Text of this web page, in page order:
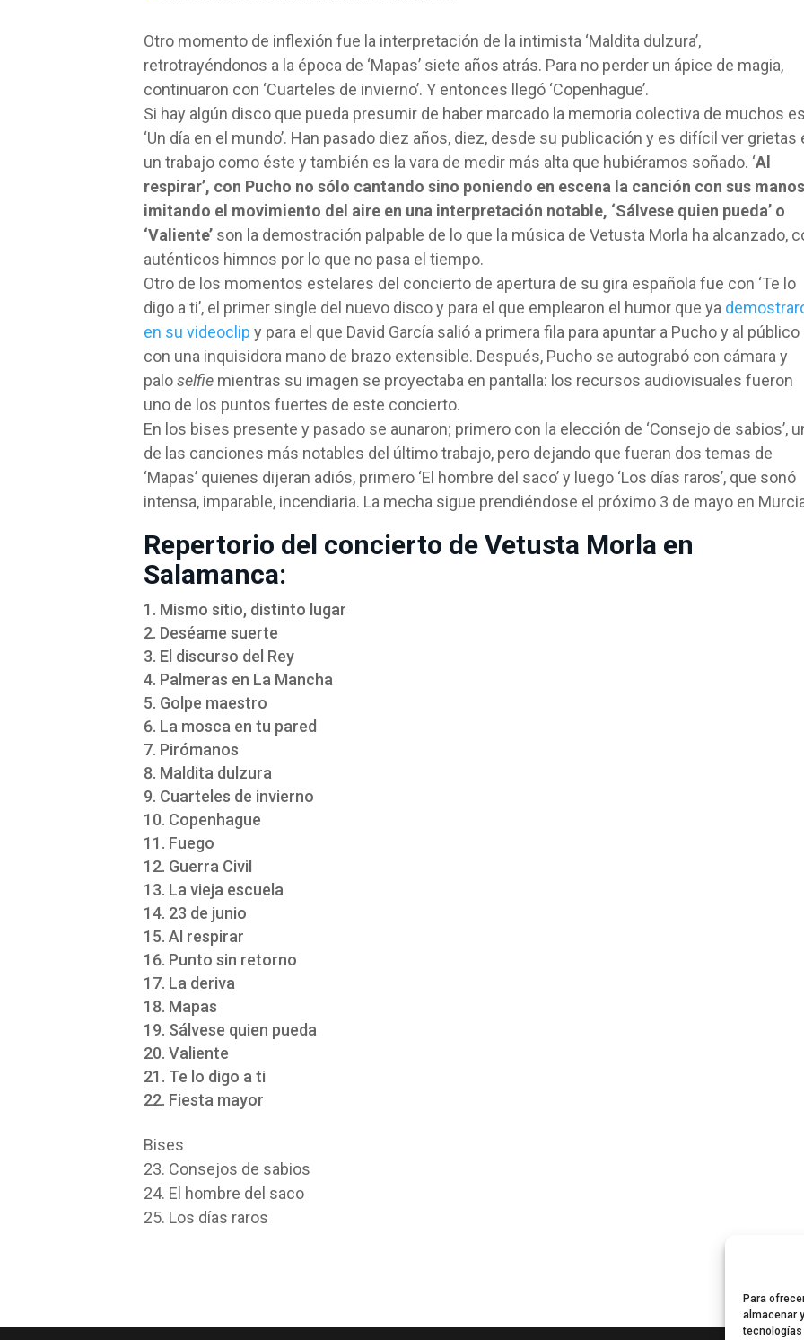
Para
almacenar
tecnologías
Otro momento de inflexión fue la interpretación de la intimista ‘Maldita dulzura’,
retrotrayéndonos a la época de ‘Mapas’ siete años atrás. Para no perder un ápice de magia,
continuaron con ‘Cuarteles de invierno’. Y entonces llegó ‘Copenhague’.
Si hay algún disco que pueda presumir de haber marcado la memoria colectiva de muchos es
‘Un día en el mundo’. Han pasado diez años, diez, desde su publicación y es difícil ver grietas
un trabajo como éste y también es la vara de medir más alta que hubiéramos soñado. ‘Al
respirar’, con Pucho no sólo cantando sino poniendo en escena la canción con sus manos
imitando el movimiento del aire en una interpretación notable, ‘Sálvese quien pueda’ o
‘Valiente’ son la demostración palpable de lo que la música de Vetusta Morla ha alcanzado,
auténticos himnos por lo que no pasa el tiempo.
Otro de los momentos estelares del concierto de apertura de su gira española fue con ‘Te lo
digo a ti’, el primer single del nuevo disco y para el que emplearon el humor que ya
en su videoclip y para el que David García salió a primera fila para apuntar a Pucho y al público
con una inquisidora mano de brazo extensible. Después, Pucho se autograbó con cámara y
paloselfie mientras su imagen se proyectaba en pantalla: los recursos audiovisuales fueron
uno de los puntos fuertes de este concierto.
En los bises presente y pasado se aunaron; primero con la elección de ‘Consejo de sabios’,
de las canciones más notables del último trabajo, pero dejando que fueran dos temas de
‘Mapas’ quienes dijeran adiós, primero ‘El hombre del saco’ y luego ‘Los días raros’, que sonó
intensa, imparable, incendiaria. La mecha sigue prendiéndose el próximo 3 de mayo en
Repertorio del concierto de Vetusta Morla en
Salamanca:
Mismo sitio, distinto lugar
Deséame suerte
El discurso del Rey
Palmeras en La Mancha
Golpe maestro
La mosca en tu pared
Pirómanos
Maldita dulzura
Cuarteles de invierno
Copenhague
Fuego
Guerra Civil
La vieja escuela
23 de junio
Al respirar
Punto sin retorno
La deriva
Mapas
Sálvese quien pueda
Valiente
Te lo digo a ti
Fiesta mayor
Bises
23. Consejos de sabios
24. El hombre del saco
25. Los días raros